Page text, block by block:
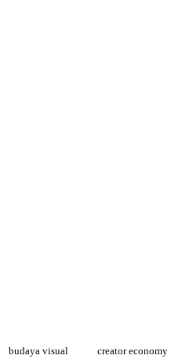
budaya visual creator economy